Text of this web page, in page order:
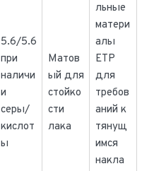
5.6/5.6
при
наличи
и
серы/
кислот
ы
Матов
ый для
стойко
сти
лака
льные
матери
алы
ETP
для
требов
аний к
тянущ
имся
накла